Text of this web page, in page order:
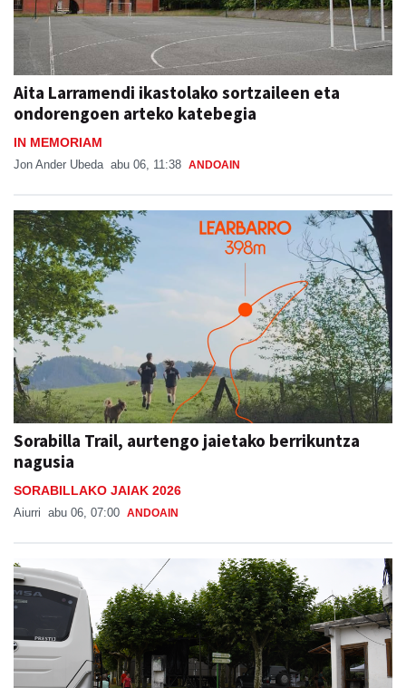
Aita Larramendi ikastolako sortzaileen eta
ondorengoen arteko katebegia
IN MEMORIAM
Jon Ander Ubeda abu 06, 11:38 ANDOAIN
Sorabilla Trail, aurtengo jaietako berrikuntza
nagusia
SORABILLAKO JAIAK 2026
Aiurri abu 06, 07:00 ANDOAIN